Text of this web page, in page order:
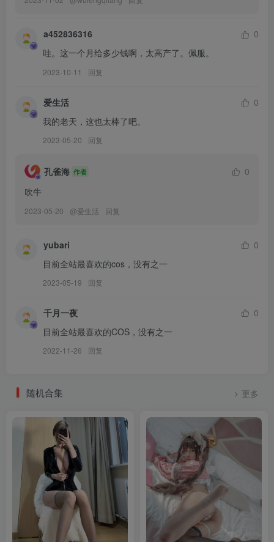
雨波HaneAme – NO.485 26年02月订阅 NIKKE Label 蕾貝兒 [40P4V-
588MB]
術迴戰 禪院真希 [40P6V-469MB]
[2.26]
雨波HaneAme – NO.483 2026年1月订阅合集[119P-15V-1.31G]
[1.25]
雨波HaneAme – NO.482 恶魔战士 莫莉卡 写真书 Vol.69+DLC视频
雨波HaneAme – NO.481 2025聖誕節 [37P6V-339MB]
雨波HaneAme – NO.480 2025寵物女友聖誕節 [63P11V-821MB]
雨波HaneAme – NO.479 一拳超人 龙卷 [40P3V-366M]
雨波HaneAme – NO.478 碧蓝航线 乳牛女仆 科本斯 [43P3V-292M]
雨波HaneAme – NO.477 2025年11月订阅 鏈鋸人 真紀真·性感小護士
雨波HaneAme – NO.476 2025年11月订阅 原神 奈爾芙[38P-270.6M]
雨波HaneAme – NO.475 2025年11月订阅 化物語 羽川翼[43P-
178.1M]
雨波HaneAme – NO.474 2025年11月订阅 原創 眼鏡女友·秋日毛衣
[31P-183.1M]
雨波HaneAme – NO.473 2025年11月订阅 视频[16V-380.2M]
a452836316
0
哇。这一个月给多少钱啊，太高产了。佩服。
2023-10-11 回复
爱生活
0
我的老天，这也太棒了吧。
2023-05-20 回复
孔雀海 作者
0
吹牛
2023-05-20 @爱生活 回复
yubari
0
目前全站最喜欢的cos，没有之一
2023-05-19 回复
千月一夜
0
目前全站最喜欢的COS，没有之一
2022-11-26 回复
随机合集 更多